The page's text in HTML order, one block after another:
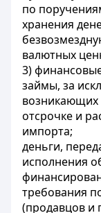
по
хранения
валютных
3)
займы, за
возникающих
отсрочке и
импорта;
деньги,
исполнения
требования
(продавцов и